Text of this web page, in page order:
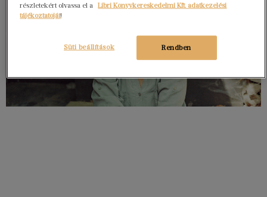
részletekért olvassa el a
Libri Könyvkereskedelmi Kft. adatkezelési
tájékoztatóját!
Rendben
Süti beállítások